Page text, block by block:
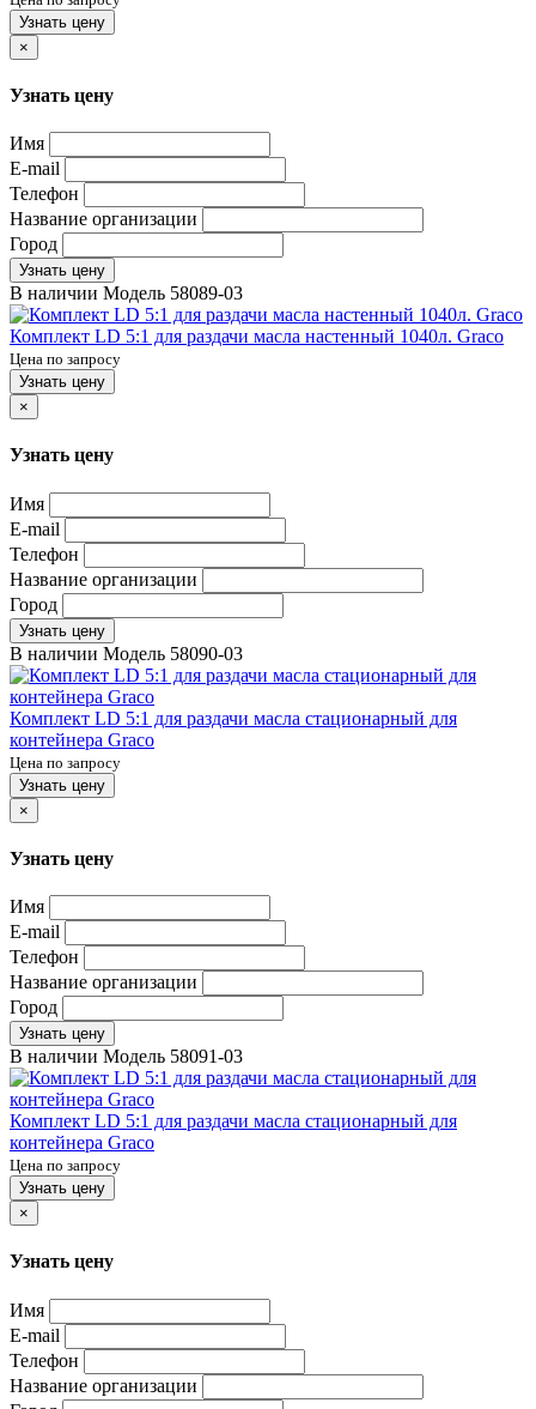
Узнать цену
×
Узнать цену
Имя
E-mail
Телефон
Название организации
Город
Узнать цену
В наличии Модель 58089-03
Комплект LD 5:1 для раздачи масла настенный 1040л. Graco
Цена по запросу
Узнать цену
×
Узнать цену
Имя
E-mail
Телефон
Название организации
Город
Узнать цену
В наличии Модель 58090-03
Комплект LD 5:1 для раздачи масла стационарный для
контейнера Graco
Цена по запросу
Узнать цену
×
Узнать цену
Имя
E-mail
Телефон
Название организации
Город
Узнать цену
В наличии Модель 58091-03
Комплект LD 5:1 для раздачи масла стационарный для
контейнера Graco
Цена по запросу
Узнать цену
×
Узнать цену
Имя
E-mail
Телефон
Название организации